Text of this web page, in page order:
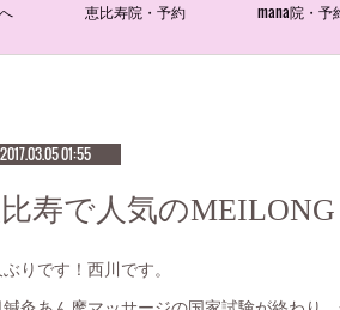
恵比寿院・予約 mana院・予
2017.03.05 01:55
寿で人気の
りです！西川です。